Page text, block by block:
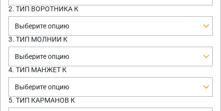
2. ТИП ВОРОТНИКА К
Выберите опцию
3. ТИП МОЛНИИ К
Выберите опцию
4. ТИП МАНЖЕТ К
Выберите опцию
5. ТИП КАРМАНОВ К